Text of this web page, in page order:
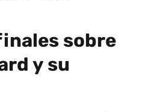
sobre
y su